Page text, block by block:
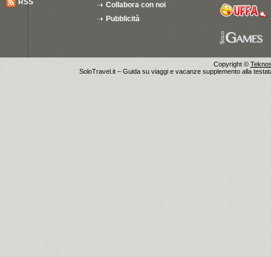
RSS
Collabora con noi
Pubblicità
Copyright ©
SoloTravel.it – Guida su viaggi e vacanze supplemento alla